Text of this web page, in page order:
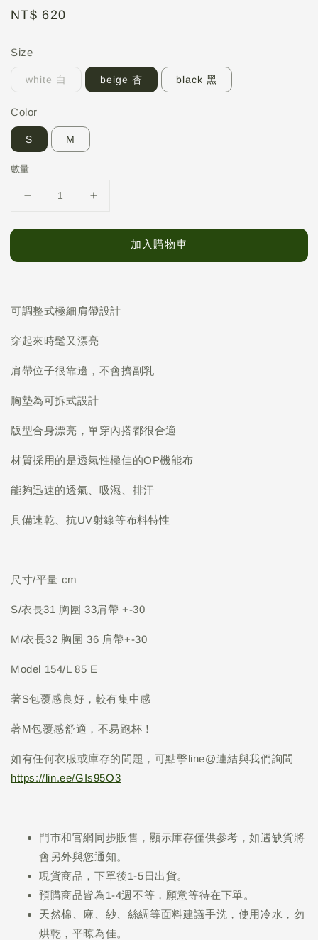
Regular
NT$ 620
Size
white 白 beige 杏 black 黑
Color
S M
數量
加入購物車
可調整式極細肩帶設計
穿起來時髦又漂亮
肩帶位子很靠邊，不會擠副乳
胸墊為可拆式設計
版型合身漂亮，單穿內搭都很合適
材質採用的是透氣性極佳的OP機能布
能夠迅速的透氣、吸濕、排汗
具備速乾、抗UV射線等布料特性
尺寸/平量 cm
S/衣長31 胸圍 33肩帶 +-30
M/衣長32 胸圍 36 肩帶+-30
Model 154/L 85 E
著S包覆感良好，較有集中感
著M包覆感舒適，不易跑杯！
如有任何衣服或庫存的問題，可點擊line@連結與我們詢問
https://lin.ee/GIs95O3
門市和官網同步販售，顯示庫存僅供參考，如遇缺貨將
會另外與您通知。
現貨商品，下單後1-5日出貨。
預購商品皆為1-4週不等，願意等待在下單。
天然棉、麻、紗、絲綢等面料建議手洗，使用冷水，勿
烘乾，平晾為佳。